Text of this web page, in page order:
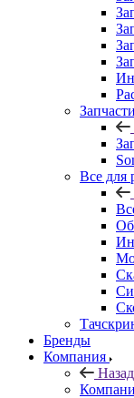
Все для
Бренды
Компания
Назад